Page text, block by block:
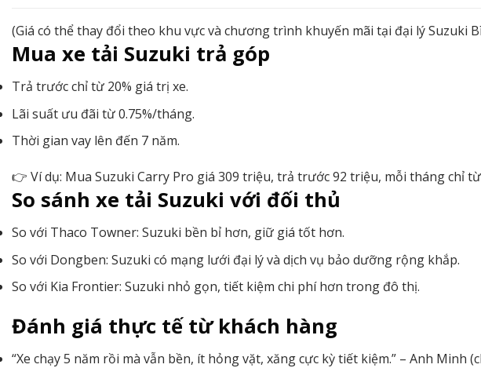
(Giá có thể thay đổi theo khu vực và chương trình khuyến mãi tại đại lý Suzuki
Mua xe tải Suzuki trả góp
Trả trước chỉ từ 20% giá trị xe.
Lãi suất ưu đãi từ 0.75%/tháng.
Thời gian vay lên đến 7 năm.
👉 Ví dụ: Mua Suzuki Carry Pro giá 309 triệu, trả trước 92 triệu, mỗi tháng chỉ
So sánh xe tải Suzuki với đối thủ
So với Thaco Towner: Suzuki bền bỉ hơn, giữ giá tốt hơn.
So với Dongben: Suzuki có mạng lưới đại lý và dịch vụ bảo dưỡng rộng khắp.
So với Kia Frontier: Suzuki nhỏ gọn, tiết kiệm chi phí hơn trong đô thị.
Đánh giá thực tế từ khách hàng
“Xe chạy 5 năm rồi mà vẫn bền, ít hỏng vặt, xăng cực kỳ tiết kiệm.” – Anh Minh